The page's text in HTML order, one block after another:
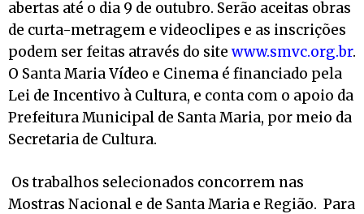
abertas até o dia 9 de outubro. Serão aceitas obras
de curta-metragem e videoclipes e as inscrições
podem ser feitas através do site www.smvc.org.br.
O Santa Maria Vídeo e Cinema é financiado pela
Lei de Incentivo à Cultura, e conta com o apoio da
Prefeitura Municipal de Santa Maria, por meio da
Secretaria de Cultura.
Os trabalhos selecionados concorrem nas
Mostras Nacional e de Santa Maria e Região. Para